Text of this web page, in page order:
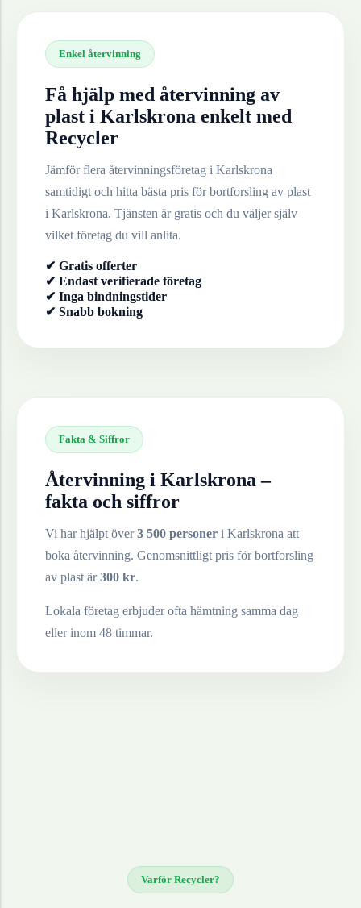
Enkel återvinning
Få hjälp med återvinning av
plast i Karlskrona enkelt med
Recycler
Jämför flera återvinningsföretag i Karlskrona
samtidigt och hitta bästa pris för bortforsling av plast
i Karlskrona. Tjänsten är gratis och du väljer själv
vilket företag du vill anlita.
✔ Gratis offerter
✔ Endast verifierade företag
✔ Inga bindningstider
✔ Snabb bokning
Fakta & Siffror
Återvinning i Karlskrona –
fakta och siffror
Vi har hjälpt över3 500 personer i Karlskrona att
boka återvinning. Genomsnittligt pris för bortforsling
av plast är300 kr.
Lokala företag erbjuder ofta hämtning samma dag
eller inom 48 timmar.
Varför Recycler?